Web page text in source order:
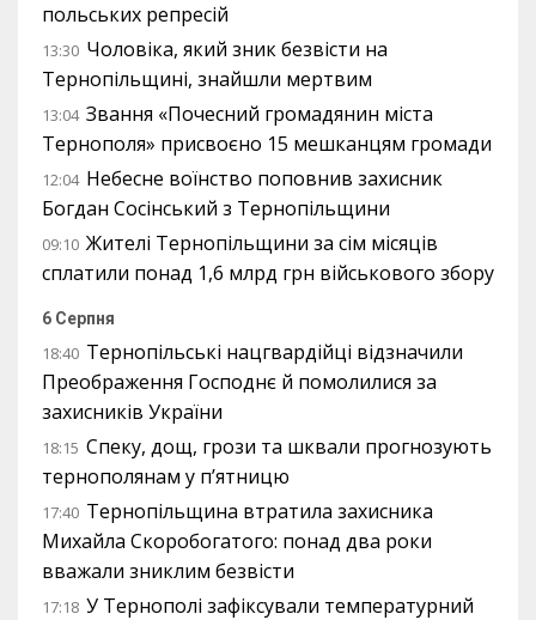
польських репресій
13:30 Чоловіка, який зник безвісти на
Тернопільщині, знайшли мертвим
13:04 Звання «Почесний громадянин міста
Тернополя» присвоєно 15 мешканцям громади
12:04 Небесне воїнство поповнив захисник
Богдан Сосінський з Тернопільщини
09:10 Жителі Тернопільщини за сім місяців
сплатили понад 1,6 млрд грн військового збору
6 Серпня
18:40 Тернопільські нацгвардійці відзначили
Преображення Господнє й помолилися за
захисників України
18:15 Спеку, дощ, грози та шквали прогнозують
тернополянам у п’ятницю
17:40 Тернопільщина втратила захисника
Михайла Скоробогатого: понад два роки
вважали зниклим безвісти
17:18 У Тернополі зафіксували температурний